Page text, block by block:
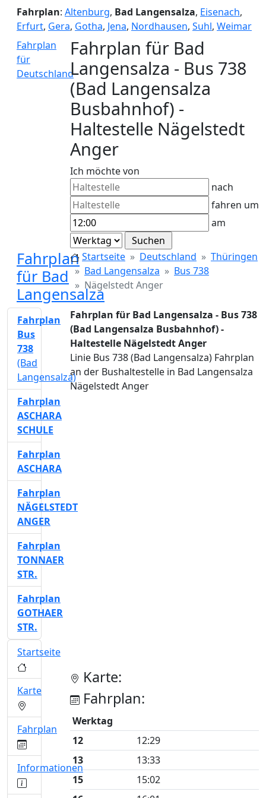
Fahrplan: Altenburg, Bad Langensalza, Eisenach,
Erfurt, Gera, Gotha, Jena, Nordhausen, Suhl, Weimar
Fahrplan
für
Deutschland
Fahrplan für Bad
Langensalza - Bus 738
(Bad Langensalza
Busbahnhof) -
Haltestelle Nägelstedt
Anger
Ich möchte von
nach
fahren um
am
Fahrplan
für Bad
Langensalza
Startseite Deutschland
Thüringen
Bad Langensalza
Bus 738
Nägelstedt Anger
Fahrplan für Bad Langensalza - Bus 738
(Bad Langensalza Busbahnhof) -
Haltestelle Nägelstedt Anger
Linie Bus 738 (Bad Langensalza) Fahrplan
an der Bushaltestelle in Bad Langensalza
Nägelstedt Anger
Karte:
Fahrplan:
Werktag
12
12:29
13
13:33
15
15:02
Fahrplan
Bus
738
(Bad
Langensalza)
Fahrplan
ASCHARA
SCHULE
Fahrplan
ASCHARA
Fahrplan
NÄGELSTEDT
ANGER
Fahrplan
TONNAER
STR.
Fahrplan
GOTHAER
STR.
Startseite
Karte
Fahrplan
Informationen